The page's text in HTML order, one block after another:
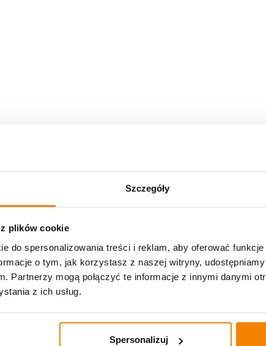
Szczegóły
plików cookie
do spersonalizowania treści i reklam, aby oferować funkcje
o tym, jak korzystasz z naszej witryny,
Partnerzy mogą połączyć te informacje z innymi danymi
z ich usług.
Spersonalizuj